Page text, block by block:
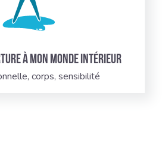
à mon monde intérieur
corps, sensibilité